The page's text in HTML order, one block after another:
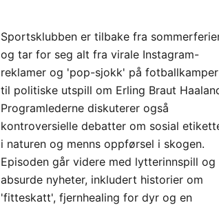
Sportsklubben er tilbake fra
og tar for seg alt fra virale Instagram-
reklamer og 'pop-sjokk' på fotballkamper
til politiske utspill om Erling Braut
Programlederne diskuterer også
kontroversielle debatter om sosial
i naturen og menns oppførsel i skogen.
Episoden går videre med lytterinnspill og
absurde nyheter, inkludert historier om
'fitteskatt', fjernhealing for dyr og en